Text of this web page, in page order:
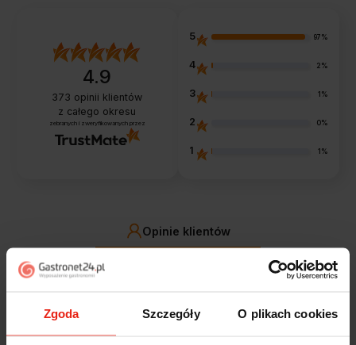
Zgoda Szczegóły O plikach cookies
4.9
373 opinii klientów
z całego okresu
zebranych i zweryfikowanych przez
5 97%
4 2%
3 1%
2 0%
1 1%
Opinie klientów
filtry
Jak zbieramy opinie?
Marcin